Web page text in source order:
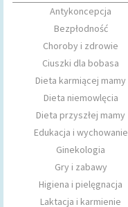
Antykoncepcja
Bezpłodność
Choroby i zdrowie
Ciuszki dla bobasa
Dieta karmiącej mamy
Dieta niemowlęcia
Dieta przyszłej mamy
Edukacja i wychowanie
Ginekologia
Gry i zabawy
Higiena i pielęgnacja
Laktacja i karmienie